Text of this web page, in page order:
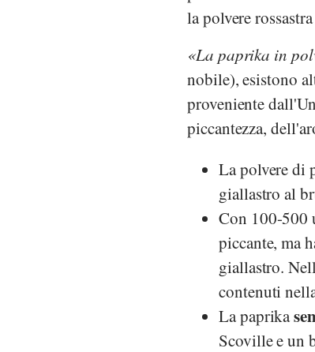
la polvere
La paprika in
nobile), esistono
proveniente
piccantezza,
La polvere di
giallastro al
Con 100-500
piccante, ma
giallastro.
contenuti
La paprika
Scoville e un